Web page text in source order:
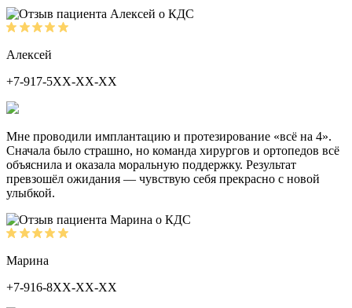
Алексей
+7-917-5ХХ-ХХ-ХХ
Мне проводили имплантацию и протезирование «всё на 4».
Сначала было страшно, но команда хирургов и ортопедов всё
объяснила и оказала моральную поддержку. Результат
превзошёл ожидания — чувствую себя прекрасно с новой
улыбкой.
Марина
+7-916-8ХХ-ХХ-ХХ